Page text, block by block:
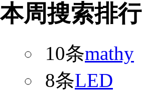
本周搜索排行
10条mathy
8条LED